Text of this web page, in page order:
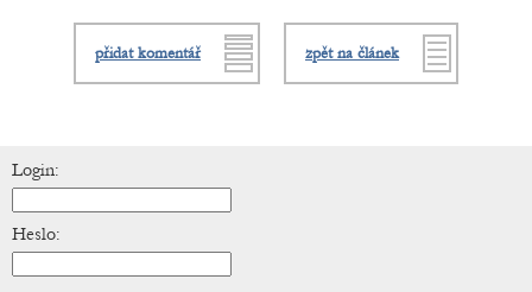
přidat komentář zpět na článek
Login:
Heslo: